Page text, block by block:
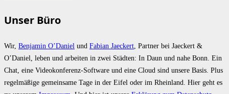
Unser Büro
Wir, Benjamin O’Daniel und Fabian Jaeckert, Partner bei Jaeckert &
O’Daniel, leben und arbeiten in zwei Städten: In Daun und nahe Bonn. Ein
Chat, eine Videokonferenz-Software und eine Cloud sind unsere Basis. Plus
regelmäßige gemeinsame Tage in der Eifel oder im Rheinland. Hier geht es